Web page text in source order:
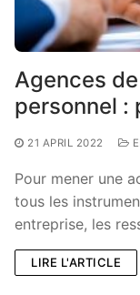
Agences
personnel :
21 APRIL 2022
Pour mener une
tous les
entreprise, les
LIRE L'ARTICLE